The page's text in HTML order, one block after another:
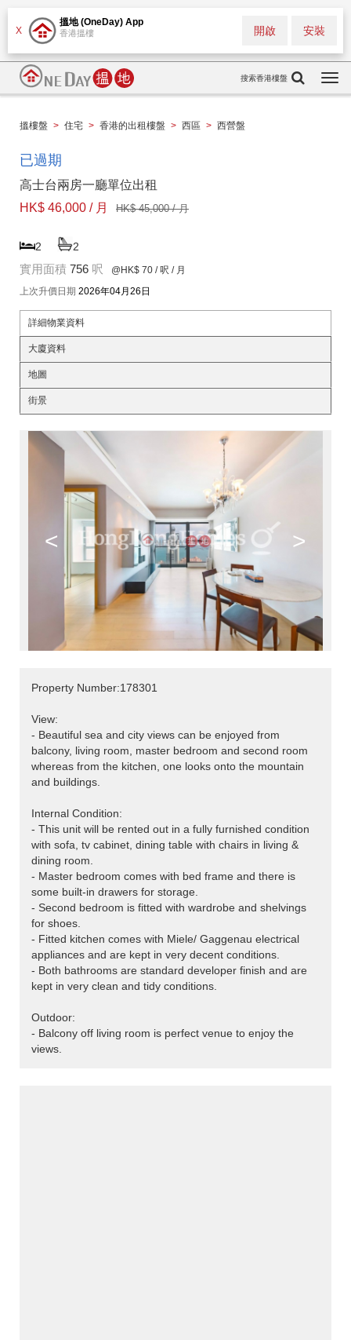
X
搵地 (OneDay) App
香港搵樓 安裝
開啟
搜索香港樓盤
搵樓盤 > 住宅 > 香港的出租樓盤 > 西區 > 西營盤
已過期
高士台兩房一廳單位出租
HK$ 46,000 / 月
HK$ 45,000 / 月
2 2
實用面積 756 呎 @HK$ 70 / 呎 / 月
上次升價日期 2026年04月26日
詳細物業資料
大廈資料
地圖
街景
< >
Property Number:178301
View:
- Beautiful sea and city views can be enjoyed from
balcony, living room, master bedroom and second room
whereas from the kitchen, one looks onto the mountain
and buildings.
Internal Condition:
- This unit will be rented out in a fully furnished condition
with sofa, tv cabinet, dining table with chairs in living &
dining room.
- Master bedroom comes with bed frame and there is
some built-in drawers for storage.
- Second bedroom is fitted with wardrobe and shelvings
for shoes.
- Fitted kitchen comes with Miele/ Gaggenau electrical
appliances and are kept in very decent conditions.
- Both bathrooms are standard developer finish and are
kept in very clean and tidy conditions.
Outdoor:
- Balcony off living room is perfect venue to enjoy the
views.